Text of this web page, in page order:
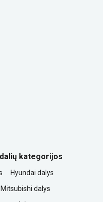
kategorijos
Hyundai dalys
Mitsubishi dalys